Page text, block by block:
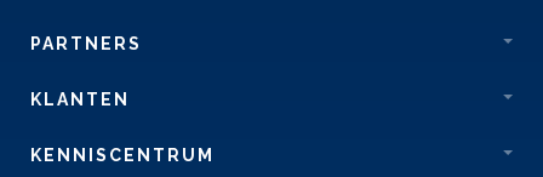
PARTNERS
KLANTEN
KENNISCENTRUM